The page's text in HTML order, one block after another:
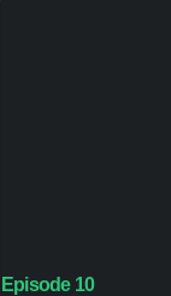
Episode 10